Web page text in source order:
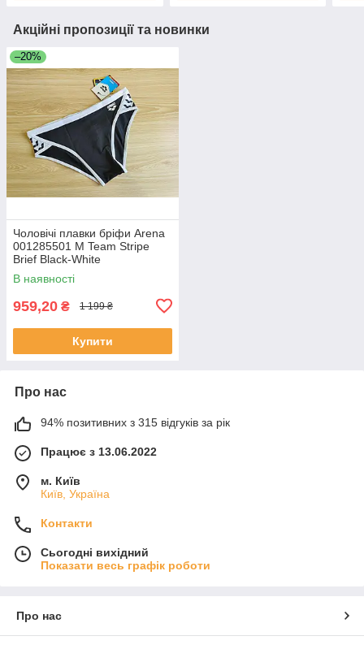
Акційні пропозиції та новинки
–20%
Чоловічі плавки бріфи Arena
001285501 M Team Stripe
Brief Black-White
В наявності
959,20 ₴ 1 199 ₴
Купити
Про нас
94% позитивних з 315 відгуків за рік
Працює з 13.06.2022
м. Київ
Київ, Україна
Контакти
Сьогодні вихідний
Показати весь графік роботи
Про нас